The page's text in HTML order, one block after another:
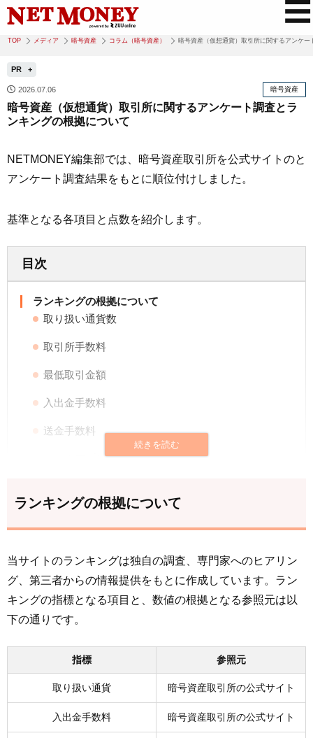
TOP メディア 暗号資産 コラム（暗号資産） 暗号資産（仮想通貨）取引所に関するアンケ
PR
2026.07.06 暗号資産
暗号資産（仮想通貨）取引所に関するアンケート調査とラ
ンキングの根拠について
NETMONEY編集部では、暗号資産取引所を公式サイトのと
アンケート調査結果をもとに順位付けしました。
基準となる各項目と点数を紹介します。
目次
ランキングの根拠について
取り扱い通貨数
取引所手数料
最低取引金額
入出金手数料
送金手数料
スマホアプリの評価
ステーキングサービス
イメージ調査結果
総合評価
イメージ調査結果の詳細
【質問1】よく取引している暗号資産取引所はどこで
すか？
【質問2】各取引所の手数料に関するイメージを教え
てください。
ランキングの根拠について
当サイトのランキングは独自の調査、専門家へのヒアリン
グ、第三者からの情報提供をもとに作成しています。ラン
キングの指標となる項目と、数値の根拠となる参照元は以
下の通りです。
指標 参照元
取り扱い通貨 暗号資産取引所の公式サイト
入出金手数料 暗号資産取引所の公式サイト